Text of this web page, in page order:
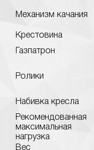
Механизм качания
Крестовина
Газпатрон
Ролики
Набивка кресла
Рекомендованная
максимальная
нагрузка
Вес